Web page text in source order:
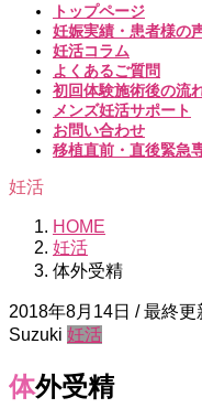
トップページ
妊娠実績・患者様の
妊活コラム
よくあるご質問
初回体験施術後の流
メンズ妊活サポート
お問い合わせ
移植直前・直後緊急
妊活
HOME
妊活
体外受精
2018年8月14日 / 最終更
Suzuki 妊活
体外受精